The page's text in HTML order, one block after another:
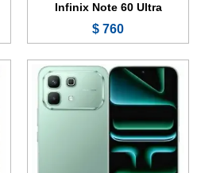
Infinix Note 60 Ultra
760 $
الشاشة:12.0 بوصة - 90 هرتز - IPS LCD
الذاكرة الداخلية:
الرام:4 أو 8 جيجابايت
الكاميرا: 8 ميجابكسل
المعالج: